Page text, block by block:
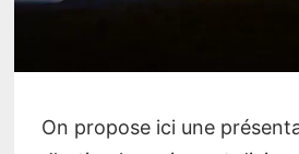
On propose ici une